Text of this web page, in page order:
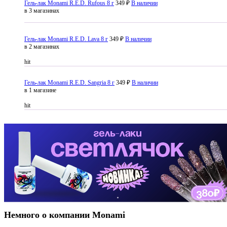
Гель-лак Monami R.E.D. Rufous 8 г 349 ₽ В наличии
в 3 магазинах
Гель-лак Monami R.E.D. Lava 8 г 349 ₽ В наличии
в 2 магазинах
hit
Гель-лак Monami R.E.D. Sangria 8 г 349 ₽ В наличии
в 1 магазине
hit
Немного о компании Monami